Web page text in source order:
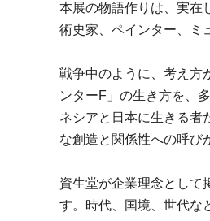
本展の物語作りは、実在
術史家、ペインター、ミ
戦争中のように、考え方
ンターF」の生き方を、
ネシアと日本に生きる者
な創造と関係性への呼び
資生堂が企業理念として
す。時代、国境、世代な